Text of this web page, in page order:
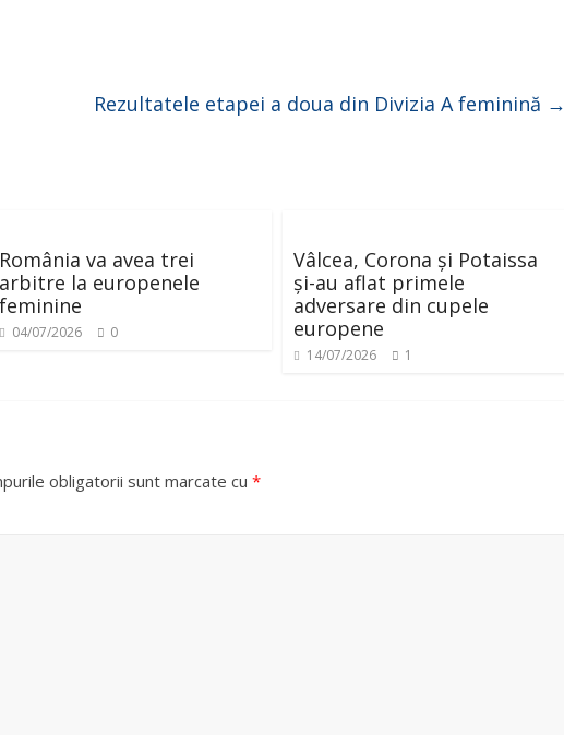
Rezultatele etapei a doua din Divizia A feminină →
România va avea trei
arbitre la europenele
feminine
04/07/2026 0
Vâlcea, Corona și Potaissa
și-au aflat primele
adversare din cupele
europene
14/07/2026 1
obligatorii sunt marcate cu *